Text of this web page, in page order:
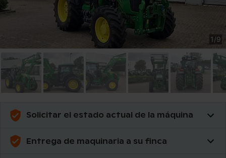
1/9
Solicitar el estado actual de la máquina
Entrega de maquinaria a su finca